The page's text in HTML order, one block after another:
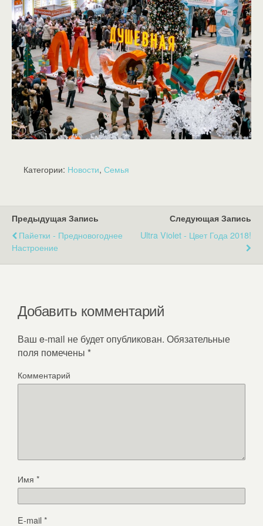
Категории: Новости, Семья
Предыдущая Запись
Пайетки - Предновогоднее
Настроение
Следующая Запись
Ultra Violet - Цвет Года 2018!
Добавить комментарий
Ваш e-mail не будет опубликован. Обязательные
поля помечены *
Комментарий
Имя *
E-mail*